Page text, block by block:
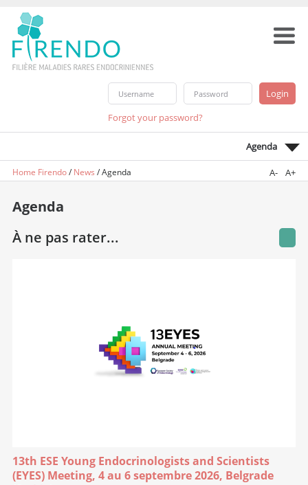
Forgot your password?
Agenda
Home Firendo/News /Agenda A- A+
Agenda
À ne pas rater...
13th ESE Young Endocrinologists and Scientists
(EYES) Meeting, 4 au 6 septembre 2026, Belgrade